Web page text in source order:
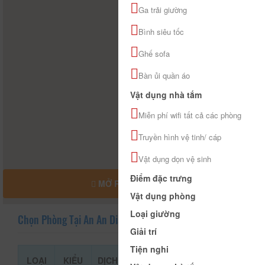
MỞ RỘNG BẢN ĐỒ
Chọn Phòng Tại An An Diamond Hotel
LOẠI
KIỂU
DỊCH
Ga trải giường
Bình siêu tốc
Ghế sofa
Bàn ủi quần áo
Vật dụng nhà tắm
Miễn phí wifi tất cả các phòng
Truyền hình vệ tinh/ cáp
Vật dụng dọn vệ sinh
Điểm đặc trưng
Vật dụng phòng
Loại giường
Giải trí
Tiện nghi